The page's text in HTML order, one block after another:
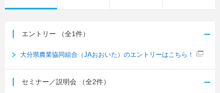
エントリー （全1件）
大分県農業協同組合（JAおおいた）のエントリーはこちら！
セミナー／説明会 （全2件）